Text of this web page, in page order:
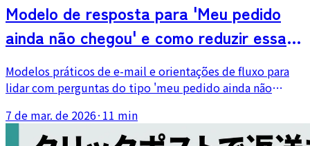
Modelo de resposta para 'Meu pedido
ainda não chegou' e como reduzir essas
perguntas
Modelos práticos de e-mail e orientações de fluxo para
lidar com perguntas do tipo 'meu pedido ainda não
por status e formas de prevenir a dúvida antes que ela
comece.
7 de mar. de 2026· 11 min